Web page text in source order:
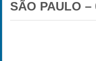
SÃO PAULO –